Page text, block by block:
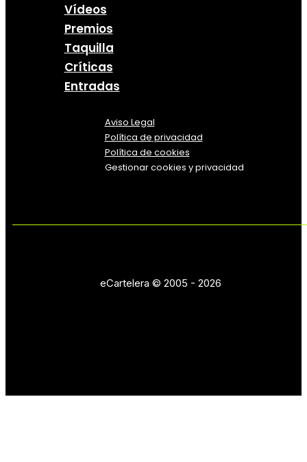
Vídeos
Premios
Taquilla
Críticas
Entradas
Aviso Legal
Política de privacidad
Política de cookies
Gestionar cookies y privacidad
eCartelera © 2005 - 2026